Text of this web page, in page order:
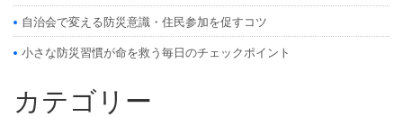
自治会で変える防災意識・住民参加を促すコツ
小さな防災習慣が命を救う毎日のチェックポイント
カテゴリー